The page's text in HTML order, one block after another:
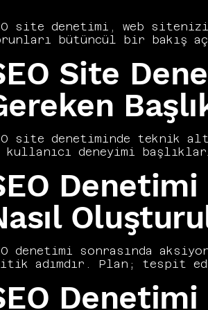
site denetimi, web
bütüncül bir bakış
bu denetim stratejik
denetimini her yeni
olarak değerlendirir.
çözmeden yüzeysel
etmenin yollarını ve
Site
site denetiminde teknik
kullanıcı deneyimi
olarak denetim
yürütüyoruz.
sağlayamaz. Denetim
asıl değerini ortaya
korur.
Denetimi
denetimi sonrasında
adımdır. Plan; tespit
metriği iyileştireceği,
tanımlanmalıdır.